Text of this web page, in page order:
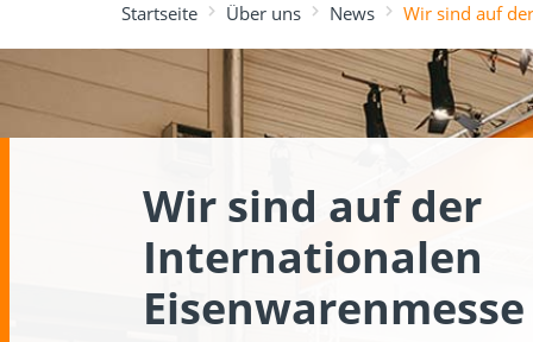
Terrassen- und
Gartenbau
meistgesucht
Terrassenplaner ECS-
Fachbeiträge Lexikon
Startseite Über uns News Wir sind auf
Wir sind auf der
Internationalen
Eisenwarenmesse